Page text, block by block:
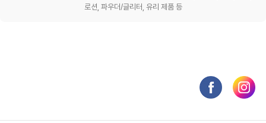
로션, 파우더/글리터, 유리 제품 등